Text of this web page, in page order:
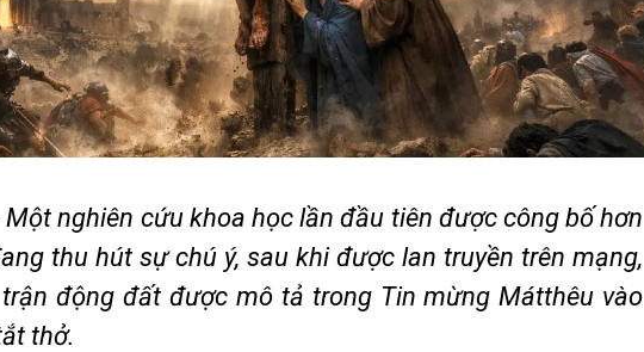
Một nghiên cứu khoa học lần đầu tiên được công bố hơn
thu hút sự chú ý, sau khi được lan truyền trên mạng,
động đất được mô tả trong Tin mừng Mátthêu vào
thở.